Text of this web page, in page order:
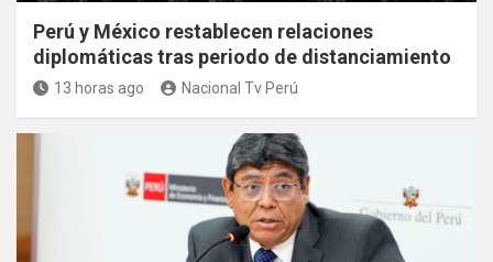
Perú y México restablecen relaciones
diplomáticas tras periodo de distanciamiento
13 horas ago Nacional Tv Perú